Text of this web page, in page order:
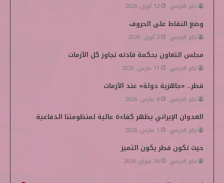
جابر الحرمي 12 أبريل, 2026
وضع النقاط على الحروف
جابر الحرمي 2 أبريل, 2026
مجلس التعاون بحكمة قادته تجاوز كل الأزمات
جابر الحرمي 11 مارس, 2026
قطر.. «جاهزية دولة» عند الأزمات
جابر الحرمي 8 مارس, 2026
العدوان الإيراني يظهر كفاءة عالية لمنظومتنا الدفاعية
جابر الحرمي 1 مارس, 2026
حيث تكون قطر يكون التميز
جابر الحرمي 16 فبراير, 2026